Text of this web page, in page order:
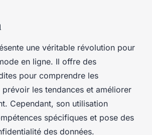
une véritable révolution pour
en ligne. Il offre des
pour comprendre les
les tendances et améliorer
Cependant, son utilisation
spécifiques et pose des
des données.